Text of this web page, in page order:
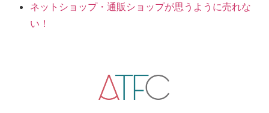
ネットショップ・通販ショップが思うように売れな
い！